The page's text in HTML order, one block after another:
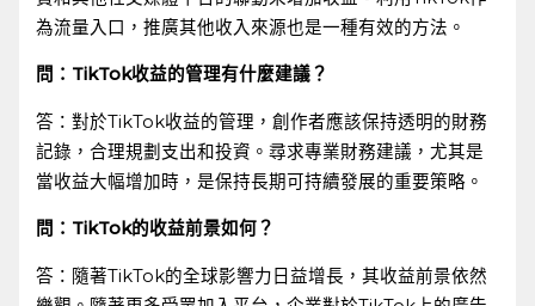
為流量入口，推廣其他收入來源也是一種有效的方法。
問：TikTok收益的管理有什麼建議？
答：對於TikTok收益的管理，創作者應該保持透明的財務
記錄，合理規劃支出和投資。尋求專業財務建議，尤其是
當收益大幅增加時，是保持長期可持續發展的重要策略。
問：TikTok的收益前景如何？
答：隨著TikTok的全球影響力日益增長，其收益前景依然